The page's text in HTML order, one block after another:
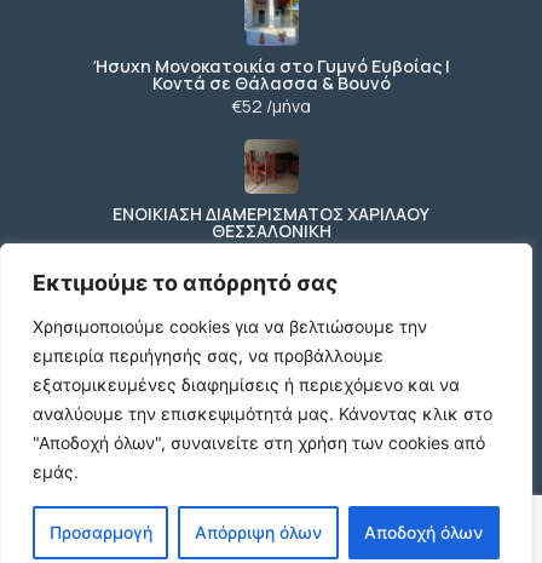
Εκτιμούμε το απόρρητό σας
Χρησιμοποιούμε cookies για να βελτιώσουμε την
εμπειρία περιήγησής σας, να προβάλλουμε
εξατομικευμένες διαφημίσεις ή περιεχόμενο και να
αναλύουμε την επισκεψιμότητά μας. Κάνοντας κλικ στο
"Αποδοχή όλων", συναινείτε στη χρήση των cookies από
εμάς.
Προσαρμογή Απόρριψη όλων Αποδοχή όλων
Ήσυχη Μονοκατοικία στο Γυμνό Ευβοίας |
Κοντά σε Θάλασσα & Βουνό
€52 /μήνα
ΕΝΟΙΚΙΑΣΗ ΔΙΑΜΕΡΙΣΜΑΤΟΣ ΧΑΡΙΛΑΟΥ
ΘΕΣΣΑΛΟΝΙΚΗ
Κωδικος ακινητου Μ480 καταστημα στον
Ευοσμο
€500 /μήνα
© 2026 agx.gr. All rights reserved.